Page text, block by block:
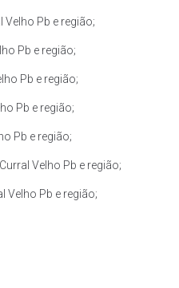
Pb e região;
Pb e região;
Pb e região;
Pb e região;
Pb e região;
Velho Pb e região;
Velho Pb e região;